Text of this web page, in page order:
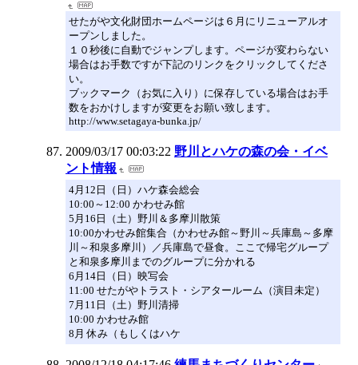
せたがや文化財団ホームページは６月にリニューアルオ
ープンしました。
１０秒後に自動でジャンプします。ページが変わらない
場合はお手数ですが下記のリンクをクリックしてくださ
い。
ブックマーク（お気に入り）に保存している場合はお手
数をおかけしますが変更をお願い致します。
http://www.setagaya-bunka.jp/
2009/03/17 00:03:22 野川とハケの森の会・イベ
ント情報
4月12日（日）ハケ森会総会
10:00～12:00 かわせみ館
5月16日（土）野川＆多摩川散策
10:00かわせみ館集合（かわせみ館～野川～兵庫島～多摩
川～和泉多摩川）／兵庫島で昼食。ここで帰宅グループ
と和泉多摩川までのグループに分かれる
6月14日（日）映写会
11:00 せたがやトラスト・シアタールーム（演目未定）
7月11日（土）野川清掃
10:00 かわせみ館
8月 休み（もしくはハケ